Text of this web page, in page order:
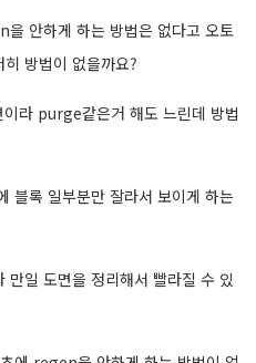
안하게 하는 방법은 없다고 오토
방법이 없을까요?
라 purge같은거 해도 느린데 방법
블록 일부분만 잘라서 보이게 하는
만일 도면을 정리해서 빨라질 수 있